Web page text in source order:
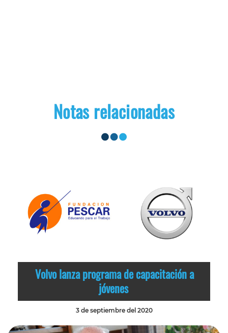
Notas relacionadas
Volvo lanza programa de capacitación a
jóvenes
3 de septiembre del 2020